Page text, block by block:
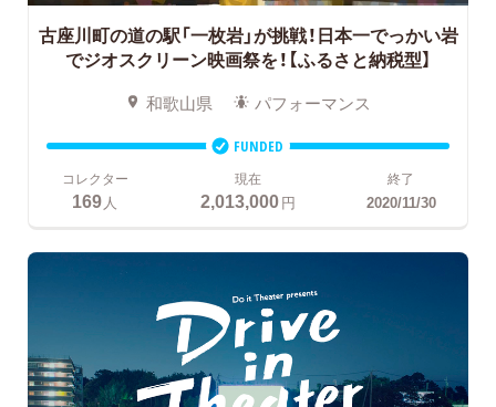
古座川町の道の駅「一枚岩」が挑戦！日本一でっかい岩
でジオスクリーン映画祭を！ 【ふるさと納税型】
和歌山県 パフォーマンス
FUNDED
コレクター
169人
現在
2,013,000円
終了
2020/11/30